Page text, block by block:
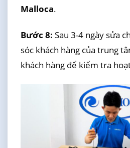
Malloca.
Bước 8: Sau 3-4 ngày sửa
sóc khách hàng của trung
khách hàng để kiểm tra